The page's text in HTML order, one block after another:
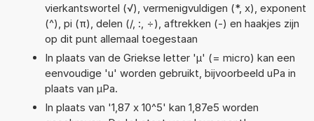
vierkantswortel (√), vermenigvuldigen (*, x), exponent
(^), pi (π), delen (/, :, ÷), aftrekken (-) en haakjes zijn
op dit punt allemaal toegestaan
In plaats van de Griekse letter 'µ' (= micro) kan een
eenvoudige 'u' worden gebruikt, bijvoorbeeld uPa in
plaats van µPa.
In plaats van '1,87 x 10^5' kan 1,87e5 worden